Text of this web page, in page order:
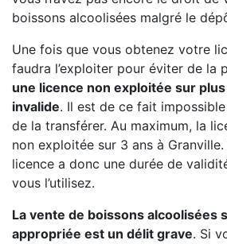
boissons alcoolisées malgré le
Une fois que vous obtenez votre
faudra l’exploiter pour éviter de la
une licence non exploitée sur
invalide. Il est de ce fait
de la transférer. Au maximum, la
non exploitée sur 3 ans à
licence a donc une durée de
vous l’utilisez.
La vente de boissons alcoolisées
appropriée est un délit grave. Si